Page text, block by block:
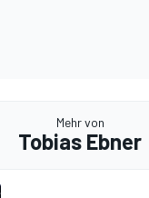
Mehr von
Tobias Ebner